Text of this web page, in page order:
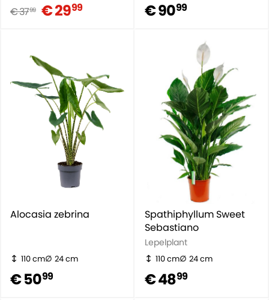
€ 3799 € 2999 € 9099
Alocasia zebrina
110 cm 24 cm
€ 5099
Spathiphyllum Sweet
Sebastiano
Lepelplant
110 cm 24 cm
€ 4899